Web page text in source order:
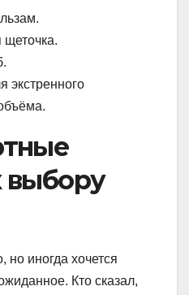
щеточка.
экстренного
выбору
но иногда хочется
Кто сказал,